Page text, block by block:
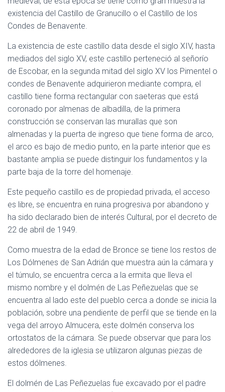
existencia del Castillo de Granucillo o el Castillo de los
Condes de Benavente.
La existencia de este castillo data desde el siglo XIV, hasta
mediados del siglo XV, este castillo perteneció al señorío
de Escobar, en la segunda mitad del siglo XV los Pimentel o
condes de Benavente adquirieron mediante compra, el
castillo tiene forma rectangular con saeteras que está
coronado por almenas de albadilla, de la primera
construcción se conservan las murallas que son
almenadas y la puerta de ingreso que tiene forma de arco,
el arco es bajo de medio punto, en la parte interior que es
bastante amplia se puede distinguir los fundamentos y la
parte baja de la torre del homenaje.
Este pequeño castillo es de propiedad privada, el acceso
es libre, se encuentra en ruina progresiva por abandono y
ha sido declarado bien de interés Cultural, por el decreto de
22 de abril de 1949.
Como muestra de la edad de Bronce se tiene los restos de
Los Dólmenes de San Adrián que muestra aún la cámara y
el túmulo, se encuentra cerca a la ermita que lleva el
mismo nombre y el dolmén de Las Peñezuelas que se
encuentra al lado este del pueblo cerca a donde se inicia la
población, sobre una pendiente de perfil que se tiende en la
vega del arroyo Almucera, este dolmén conserva los
ortostatos de la cámara. Se puede observar que para los
alrededores de la iglesia se utilizaron algunas piezas de
estos dólmenes.
El dolmén de Las Peñezuelas fue excavado por el padre